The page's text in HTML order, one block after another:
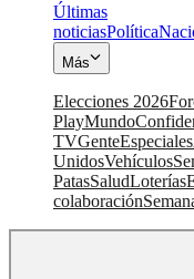
Últimas
noticiasPolítica
Más
Elecciones 2026
PlayMundo
TVGenteEspeciales
UnidosVehículos
PatasSaludLoterías
colaboración